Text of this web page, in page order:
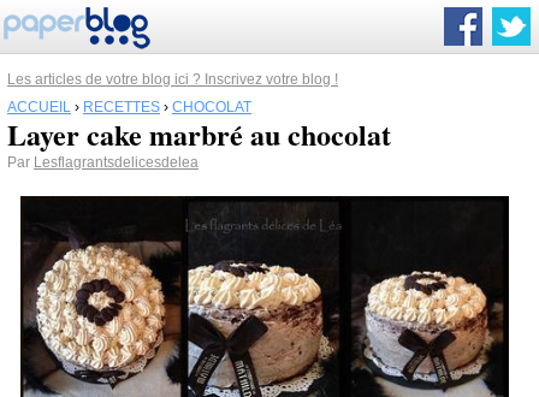
Les articles de votre blog ici ? Inscrivez votre blog !
ACCUEIL › RECETTES › CHOCOLAT
Layer cake marbré au chocolat
Par Lesflagrantsdelicesdelea